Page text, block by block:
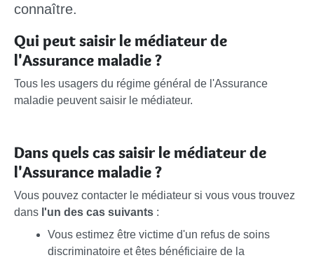
connaître.
Qui peut saisir le médiateur de
l'Assurance maladie ?
Tous les usagers du régime général de l'Assurance
maladie peuvent saisir le médiateur.
Dans quels cas saisir le médiateur de
l'Assurance maladie ?
Vous pouvez contacter le médiateur si vous vous trouvez
dans l'un des cas suivants :
Vous estimez être victime d'un refus de soins
discriminatoire et êtes bénéficiaire de la